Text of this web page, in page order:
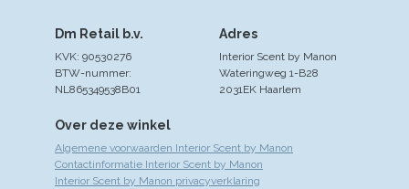
Over deze winkel
Algemene voorwaarden Interior Scent by Manon
Contactinformatie Interior Scent by Manon
Interior Scent by Manon privacyverklaring
Adres
Interior Scent by Manon
Wateringweg 1-B28
2031EK Haarlem
Dm Retail b.v.
KVK: 90530276
BTW-nummer:
NL865349538B01